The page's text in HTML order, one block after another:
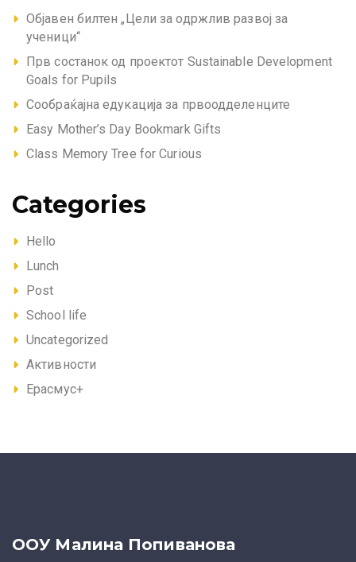
e
Објавен билтен „Цели за одржлив развој за
ученици“
Прв состанок од проектот Sustainable Development
Goals for Pupils
Сообраќајна едукација за првоодделенците
Easy Mother’s Day Bookmark Gifts
Class Memory Tree for Curious
Categories
Hello
Lunch
Post
School life
Uncategorized
Активности
Ерасмус+
ООУ Малина Попиванова